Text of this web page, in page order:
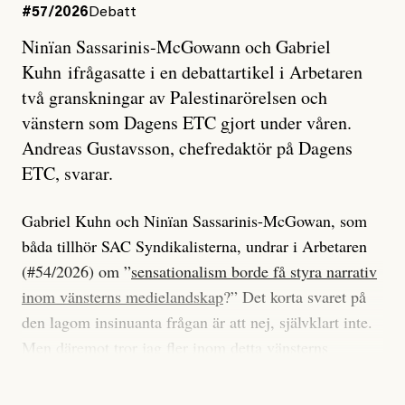
#57/2026 Debatt
Ninïan Sassarinis-McGowann och Gabriel
Kuhn ifrågasatte i en debattartikel i Arbetaren
två granskningar av Palestinarörelsen och
vänstern som Dagens ETC gjort under våren.
Andreas Gustavsson, chefredaktör på Dagens
ETC, svarar.
Gabriel Kuhn och Ninïan Sassarinis-McGowan, som
båda tillhör SAC Syndikalisterna, undrar i Arbetaren
(#54/2026) om ”sensationalism borde få styra narrativ
inom vänsterns medielandskap?” Det korta svaret på
den lagom insinuanta frågan är att nej, självklart inte.
Men däremot tror jag fler inom detta vänsterns